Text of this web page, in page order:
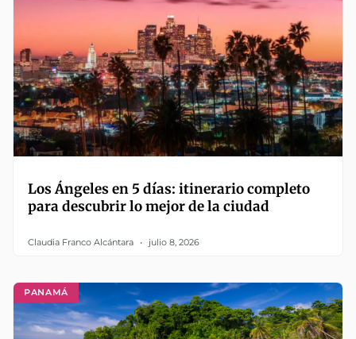
Los Ángeles en 5 días: itinerario completo
para descubrir lo mejor de la ciudad
Claudia Franco Alcántara julio 8, 2026
PANAMÁ